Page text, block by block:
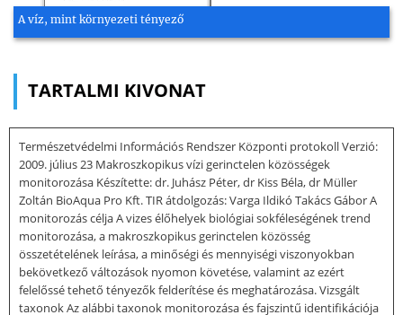
A víz, mint környezeti tényező
TARTALMI KIVONAT
Természetvédelmi Információs Rendszer Központi protokoll Verzió:
2009. július 23 Makroszkopikus vízi gerinctelen közösségek
monitorozása Készítette: dr. Juhász Péter, dr Kiss Béla, dr Müller
Zoltán BioAqua Pro Kft. TIR átdolgozás: Varga Ildikó Takács Gábor A
monitorozás célja A vizes élőhelyek biológiai sokféleségének trend
monitorozása, a makroszkopikus gerinctelen közösség
összetételének leírása, a minőségi és mennyiségi viszonyokban
bekövetkező változások nyomon követése, valamint az ezért
felelőssé tehető tényezők felderítése és meghatározása. Vizsgált
taxonok Az alábbi taxonok monitorozása és fajszintű identifikációja